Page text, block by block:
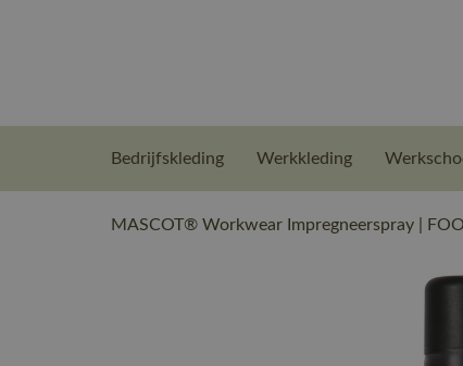
Bedrijfskleding Werkkleding
MASCOT® Workwear Impregneerspray |